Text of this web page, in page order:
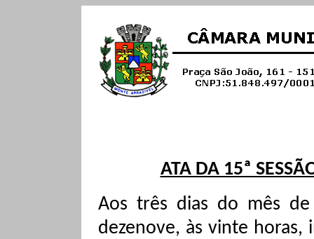
ATA DA 15ª
Aos três dias do mês
dezenove, às vinte horas,